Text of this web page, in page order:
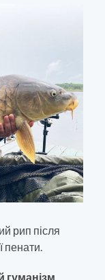
рип після
пенати.